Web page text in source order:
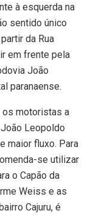
à esquerda na
sentido único
da Rua
em frente pela
João
paranaense.
os motoristas a
Leopoldo
maior fluxo. Para
se utilizar
o Capão da
Weiss e as
Cajuru, é